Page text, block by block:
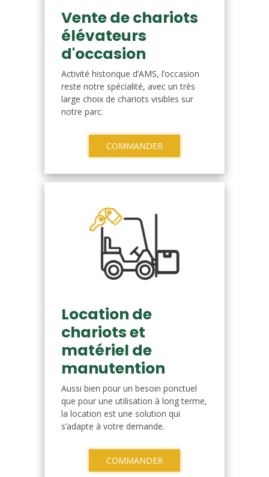
Vente de chariots
élévateurs
d'occasion
Activité historique d’AMS, l’occasion
reste notre spécialité, avec un très
large choix de chariots visibles sur
notre parc.
COMMANDER
Location de
chariots et
matériel de
manutention
Aussi bien pour un besoin ponctuel
que pour une utilisation à long terme,
la location est une solution qui
s’adapte à votre demande.
COMMANDER